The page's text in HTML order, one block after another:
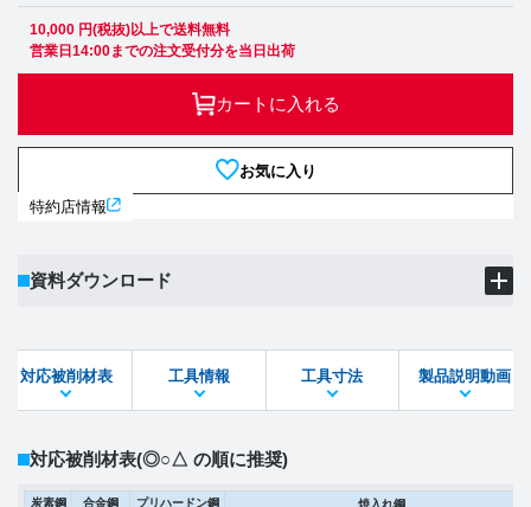
10,000 円(税抜)以上で送料無料
営業日14:00までの注文受付分を当日出荷
カートに入れる
お気に入り
特約店情報
資料ダウンロード
STEPファイル DXFファイル
対応被削材表 工具情報 工具寸法 製品説明動画
対応被削材表(◎○△ の順に推奨)
炭素鋼
合金鋼
プリハードン鋼
焼入れ鋼